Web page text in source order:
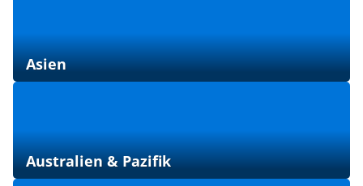
Asien
Australien & Pazifik